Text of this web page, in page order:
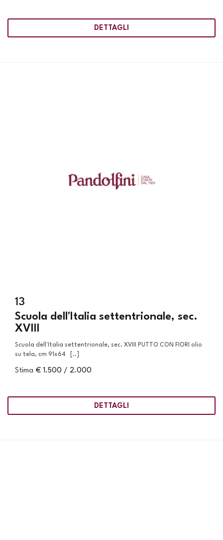
DETTAGLI
13
Scuola dell'Italia settentrionale, sec.
XVIII
Scuola dell'Italia settentrionale, sec. XVIII PUTTO CON FIORI olio
su tela, cm 91x64 [..]
Stima € 1.500 / 2.000
DETTAGLI